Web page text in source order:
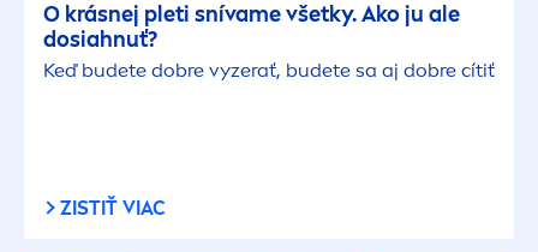
O krásnej pleti snívame všetky. Ako ju ale
dosiahnuť?
Keď budete dobre vyzerať, budete sa aj dobre cítiť
ZISTIŤ VIAC